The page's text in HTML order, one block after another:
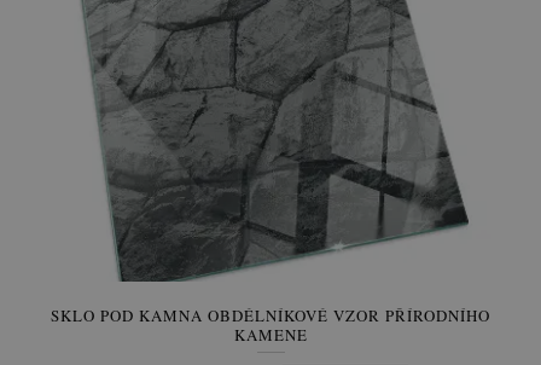
SKLO POD KAMNA OBDÉLNÍKOVÉ VZOR PŘÍRODNÍHO
KAMENE